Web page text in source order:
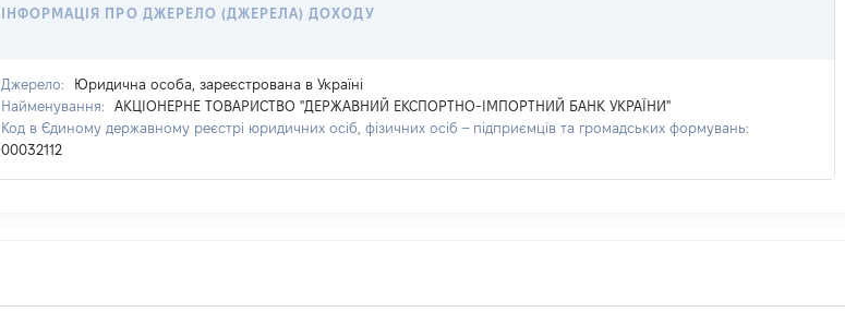
ІНФОРМАЦІЯ ПРО ДЖЕРЕЛО (ДЖЕРЕЛА) ДОХОДУ
Джерело:
Юридична особа, зареєстрована в Україні
Найменування:
АКЦІОНЕРНЕ ТОВАРИСТВО "ДЕРЖАВНИЙ ЕКСПОРТНО-ІМПОРТНИЙ БАНК УКРАЇНИ"
Код в Єдиному державному реєстрі юридичних осіб, фізичних осіб – підприємців та громадських формувань:
00032112